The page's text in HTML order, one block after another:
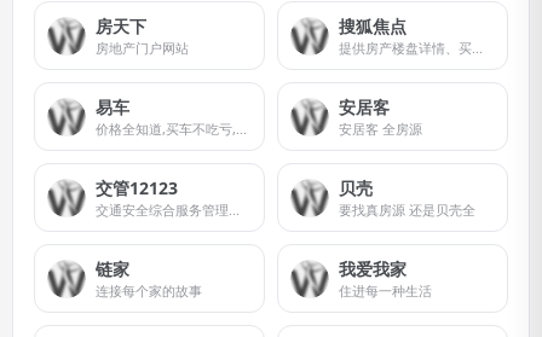
房天下
房地产门户网站
搜狐焦点
提供房产楼盘详情、买房流程、业主论坛、家居装修等全面内容信息
易车
价格全知道,买车不吃亏,中国领先的汽车网
安居客
安居客 全房源
交管12123
交通安全综合服务管理平台
贝壳
要找真房源 还是贝壳全
链家
连接每个家的故事
我爱我家
住进每一种生活